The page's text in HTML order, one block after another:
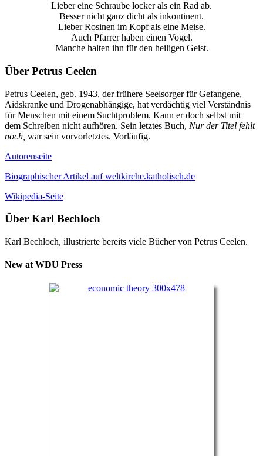
Lieber eine Schraube locker als ein Rad ab.
Besser nicht ganz dicht als inkontinent.
Lieber Rosinen im Kopf als eine Meise.
Auch Pfarrer haben einen Vogel.
Manche halten ihn für den heiligen Geist.
Über Petrus Ceelen
Petrus Ceelen, geb. 1943, der frühere Seelsorger für Gefangene,
Aidskranke und Drogenabhängige, hat verdächtig viel Verständnis
für Menschen mit einem Suchtproblem. Kann er doch selbst mit
dem Schreiben nicht aufhören. Sein letztes Buch, Nur der Titel fehlt
noch, war sein vorvorletztes. Vorläufig.
Autorenseite
Biographischer Artikel auf weltkirche.katholisch.de
Wikipedia-Seite
Über Karl Bechloch
Karl Bechloch, illustrierte bereits viele Bücher von Petrus Ceelen.
New at WDU Press